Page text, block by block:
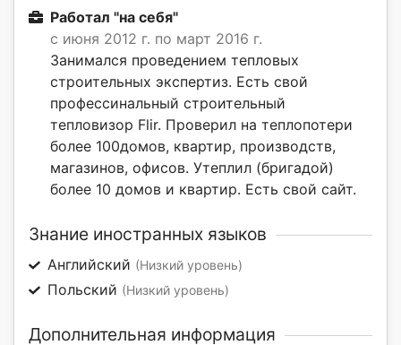
Работал "на себя"
с июня 2012 г. по март 2016 г.
Занимался проведением тепловых
строительных экспертиз. Есть свой
профессинальный строительный
тепловизор Flir. Проверил на теплопотери
более 100домов, квартир, производств,
магазинов, офисов. Утеплил (бригадой)
более 10 домов и квартир. Есть свой сайт.
Знание иностранных языков
Английский (Низкий уровень)
Польский (Низкий уровень)
Дополнительная информация